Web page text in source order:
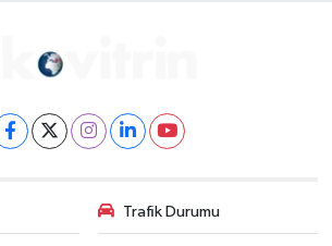
Trafik Durumu